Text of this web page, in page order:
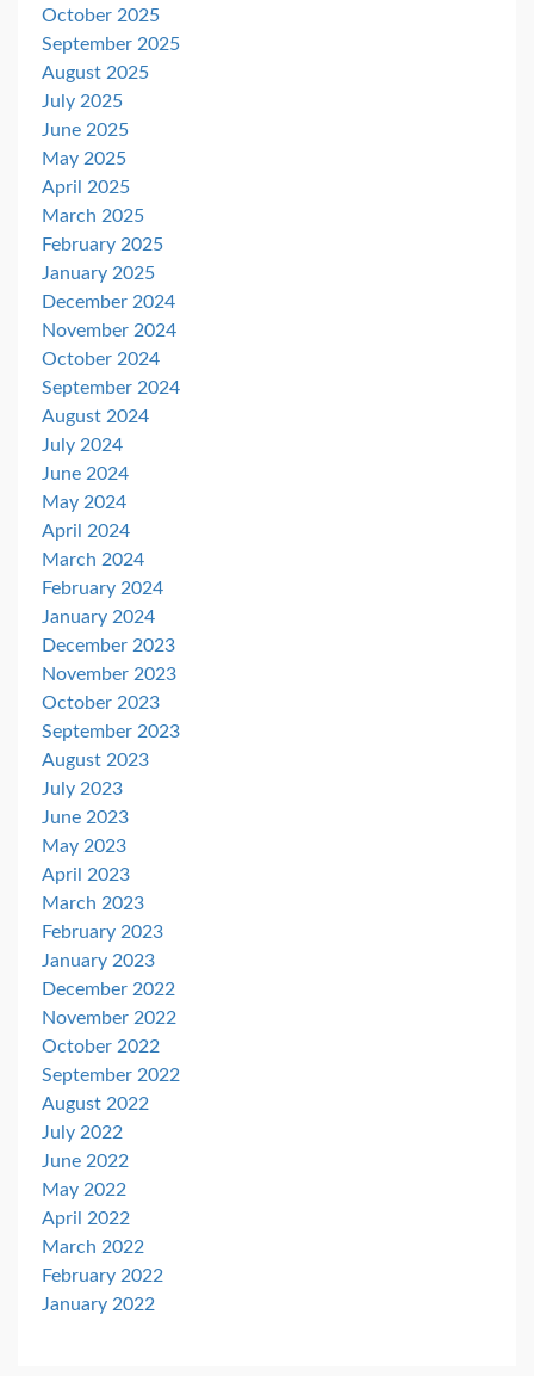
October 2025
September 2025
August 2025
July 2025
June 2025
May 2025
April 2025
March 2025
February 2025
January 2025
December 2024
November 2024
October 2024
September 2024
August 2024
July 2024
June 2024
May 2024
April 2024
March 2024
February 2024
January 2024
December 2023
November 2023
October 2023
September 2023
August 2023
July 2023
June 2023
May 2023
April 2023
March 2023
February 2023
January 2023
December 2022
November 2022
October 2022
September 2022
August 2022
July 2022
June 2022
May 2022
April 2022
March 2022
February 2022
January 2022